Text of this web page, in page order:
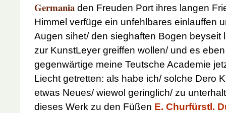
Germania den Freuden Port ihres langen
Himmel verfüge ein unfehlbares einlauffen
Augen sihet/ den sieghaften Bogen beyseit
zur KunstLeyer greiffen wollen/ und es
gegenwärtige meine Teutsche Academie
Liecht getretten: als habe ich/ solche Dero
etwas Neues/ wiewol geringlich/ zu
dieses Werk zu den Füßen E. Churfürstl.